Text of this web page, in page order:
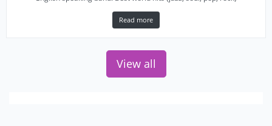
Read more
View all